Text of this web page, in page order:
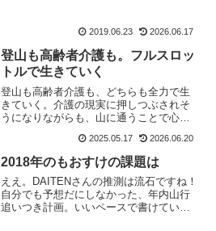
ございます。でもって、...
2019.06.23 2026.06.17
登山も高齢者介護も。フルスロッ
トルで生きていく
登山も高齢者介護も、どちらも全力で生
きていく。介護の現実に押しつぶされそ
うになりながらも、山に通うことで心身
の向き合い方を綴った、信州移住ライフ
のエッセイです。
2025.05.17 2026.06.20
2018年のもおすけの課題は
ええ。DAITENさんの推測は流石ですね！
自分でも予想だにしなかった、年内山行
追いつき計画。いいペースで書けている